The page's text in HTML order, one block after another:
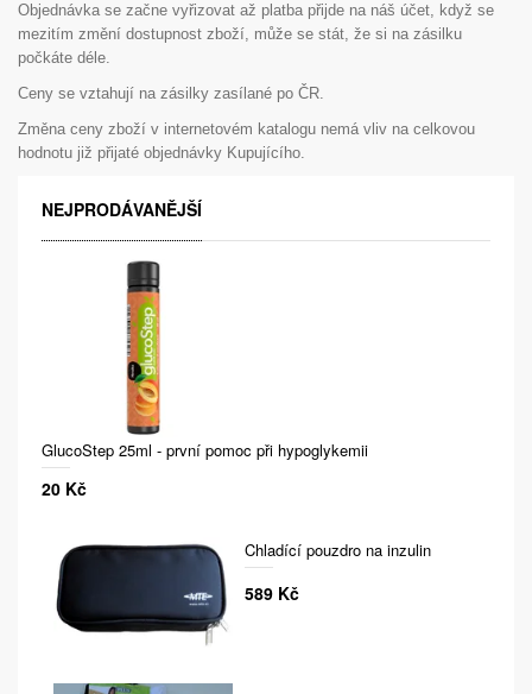
Objednávka se začne vyřizovat až platba přijde na náš účet, když se
mezitím změní dostupnost zboží, může se stát, že si na zásilku
počkáte déle.
Ceny se vztahují na zásilky zasílané po ČR.
Změna ceny zboží v internetovém katalogu nemá vliv na celkovou
hodnotu již přijaté objednávky Kupujícího.
NEJPRODÁVANĚJŠÍ
GlucoStep 25ml - první pomoc při hypoglykemii
20 Kč
Chladící pouzdro na inzulin
589 Kč